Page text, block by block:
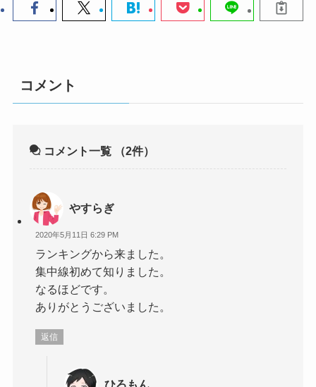
コメント
コメント一覧 （2件）
やすらぎ
2020年5月11日 6:29 PM
ランキングから来ました。
集中線初めて知りました。
なるほどです。
ありがとうございました。
返信
ひろもん